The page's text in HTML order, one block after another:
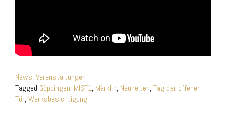
News, Veranstaltungen
Tagged Göppingen, MIST1, Märklin, Neuheiten, Tag der offenen
Tür, Werksbesichtigung